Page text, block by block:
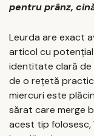
pentru prânz,
Leurda are exact
articol cu
identitate clară de
de o rețetă
miercuri este
sărat care merge
acest tip folosesc,